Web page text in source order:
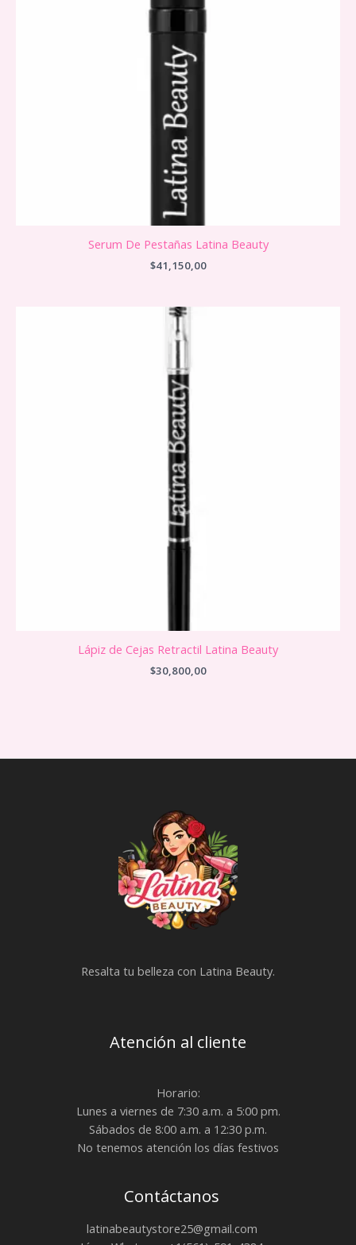
Serum De Pestañas Latina Beauty
$41,150,00
Lápiz de Cejas Retractil Latina Beauty
$30,800,00
Resalta tu belleza con Latina Beauty.
Atención al cliente
Horario:
Lunes a viernes de 7:30 a.m. a 5:00 pm.
Sábados de 8:00 a.m. a 12:30 p.m.
No tenemos atención los días festivos
Contáctanos
latinabeautystore25@gmail.com